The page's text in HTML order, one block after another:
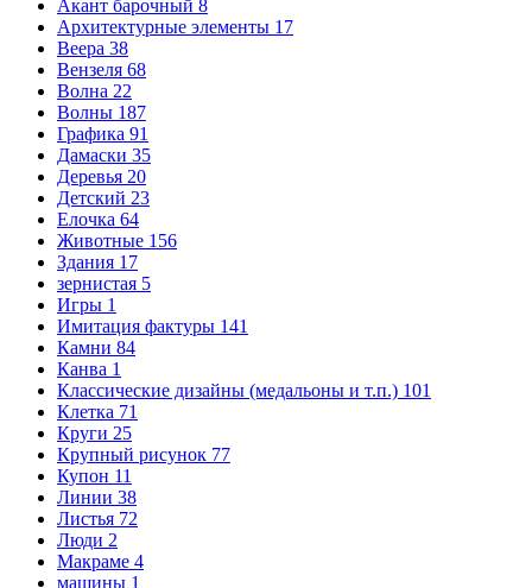
Акант барочный 8
Архитектурные элементы 17
Веера 38
Вензеля 68
Волна 22
Волны 187
Графика 91
Дамаски 35
Деревья 20
Детский 23
Елочка 64
Животные 156
Здания 17
зернистая 5
Игры 1
Имитация фактуры 141
Камни 84
Канва 1
Классические дизайны (медальоны и т.п.) 101
Клетка 71
Круги 25
Крупный рисунок 77
Купон 11
Линии 38
Листья 72
Люди 2
Макраме 4
машины 1